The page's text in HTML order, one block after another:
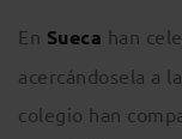
En Sueca han
acercándosela a
colegio han